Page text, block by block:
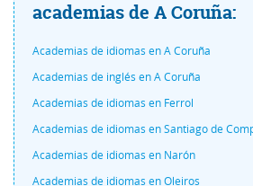
academias de A Coruña:
Academias de idiomas en A Coruña
Academias de inglés en A Coruña
Academias de idiomas en Ferrol
Academias de idiomas en Santiago de
Academias de idiomas en Narón
Academias de idiomas en Oleiros